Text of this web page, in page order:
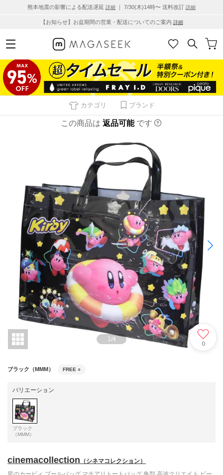
熊本地震の影響による配送遅延 詳細 ｜ 7/30(木)14時〜 送料改訂 詳細
【お知らせ】お盆期間の営業・配送についてのご案内 詳細
カテゴリ ブランド
この商品は 返品可能 です
1 /4
0
ブラック（MMM） FREE ○
バリエーション
ブラック
（MMM）
cinemacollection （シネマコレクション）